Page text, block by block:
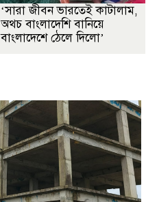
‘সারা জীবন ভারতেই কাটালাম,
অথচ বাংলাদেশি বানিয়ে
বাংলাদেশে ঠেলে দিলো’